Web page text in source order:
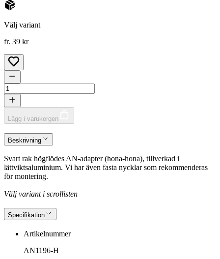
Välj variant
fr. 39 kr
Lägg i varukorgen
Beskrivning
Svart rak högflödes AN-adapter (hona-hona), tillverkad i
lättviktsaluminium. Vi har även fasta nycklar som rekommenderas
för montering.
Välj variant i scrollisten
Specifikation
Artikelnummer
AN1196-H